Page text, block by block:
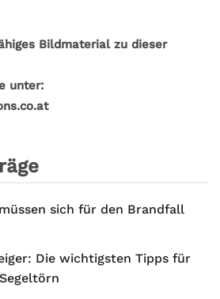
Bildmaterial zu dieser
unter:
sich für den Brandfall
Die wichtigsten Tipps für